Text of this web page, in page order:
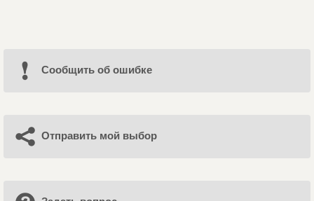
Cообщить об ошибке
Отправить мой выбор